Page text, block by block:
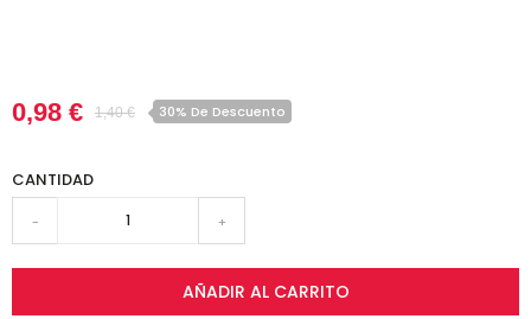
0,98 € 1,40 € 30% De Descuento
CANTIDAD
- +
AÑADIR AL CARRITO